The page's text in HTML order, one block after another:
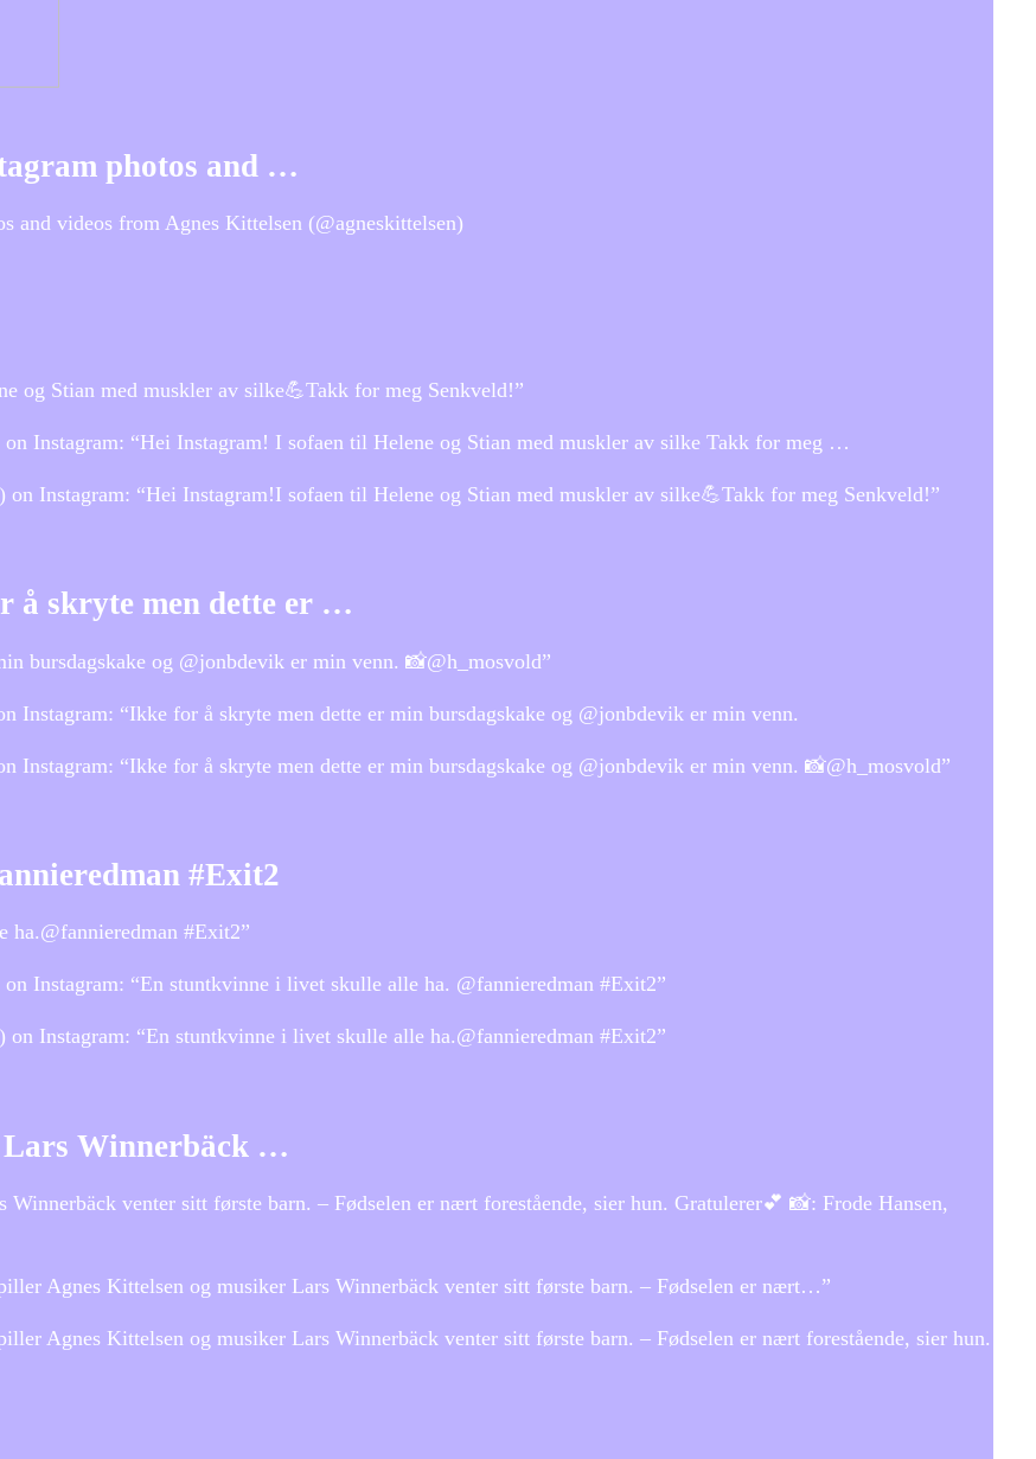
photos and …
and videos from Agnes Kittelsen (@agneskittelsen)
og Stian med muskler av silke💪Takk for meg Senkveld!”
Instagram: “Hei Instagram! I sofaen til Helene og Stian med muskler av silke Takk for meg …
Instagram: “Hei Instagram!I sofaen til Helene og Stian med muskler av silke💪Takk for meg Senkveld!”
å skryte men dette er …
bursdagskake og @jonbdevik er min venn. 📸@h_mosvold”
Instagram: “Ikke for å skryte men dette er min bursdagskake og @jonbdevik er min venn.
Instagram: “Ikke for å skryte men dette er min bursdagskake og @jonbdevik er min venn. 📸@h_mosvold”
#Exit2
#Exit2”
Instagram: “En stuntkvinne i livet skulle alle ha. @fannieredman #Exit2”
Instagram: “En stuntkvinne i livet skulle alle ha.@fannieredman #Exit2”
Lars Winnerbäck …
venter sitt første barn. – Fødselen er nært forestående, sier hun. Gratulerer💕 📸: Frode Hansen,
Agnes Kittelsen og musiker Lars Winnerbäck venter sitt første barn. – Fødselen er nært…”
Agnes Kittelsen og musiker Lars Winnerbäck venter sitt første barn. – Fødselen er nært forestående, sier hun.